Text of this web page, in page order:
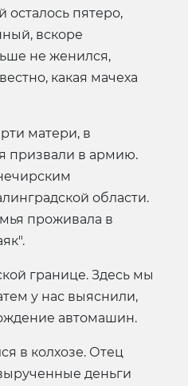
осталось пятеро,
вскоре
не женился,
какая мачеха
матери, в
призвали в армию.
области.
проживала в
границе. Здесь мы
у нас выяснили,
автомашин.
в колхозе. Отец
деньги